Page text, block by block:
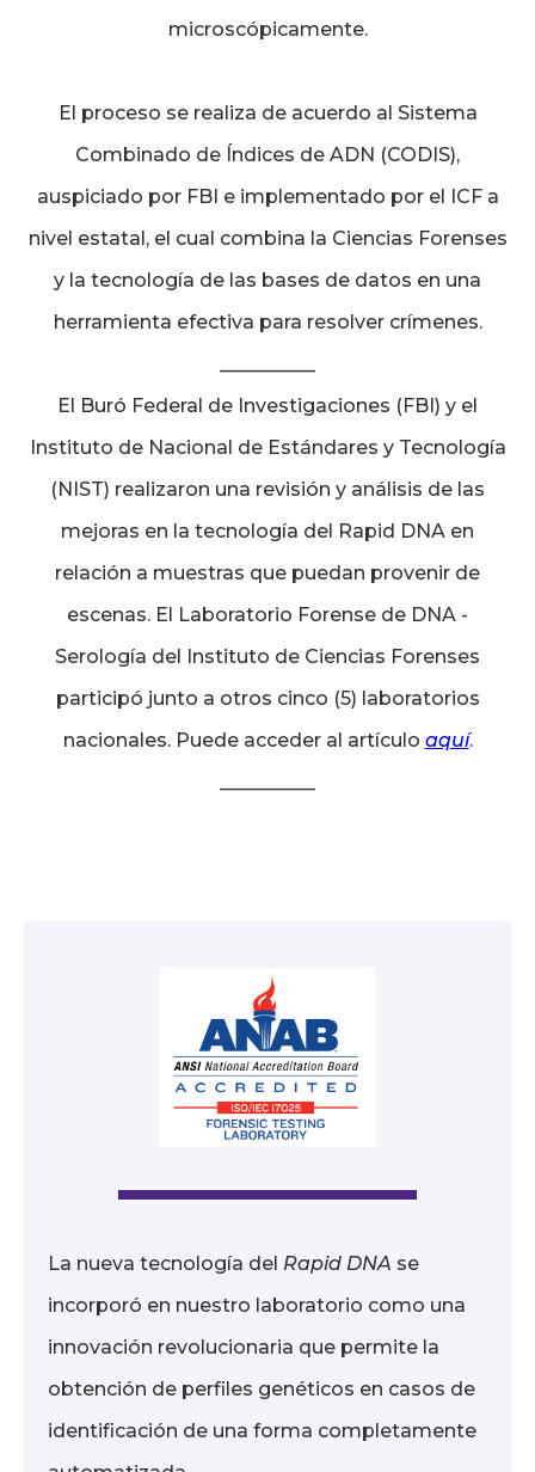
microscópicamente.
El proceso se realiza de acuerdo al Sistema
Combinado de Índices de ADN (CODIS),
auspiciado por FBI e implementado por el ICF a
nivel estatal, el cual combina la Ciencias Forenses
y la tecnología de las bases de datos en una
herramienta efectiva para resolver crímenes.
El Buró Federal de Investigaciones (FBI) y el
Instituto de Nacional de Estándares y Tecnología
(NIST) realizaron una revisión y análisis de las
mejoras en la tecnología del Rapid DNA en
relación a muestras que puedan provenir de
escenas. El Laboratorio Forense de DNA -
Serología del Instituto de Ciencias Forenses
participó junto a otros cinco (5) laboratorios
nacionales. Puede acceder al artículo aquí.
La nueva tecnología del Rapid DNA se
incorporó en nuestro laboratorio como una
innovación revolucionaria que permite la
obtención de perfiles genéticos en casos de
identificación de una forma completamente